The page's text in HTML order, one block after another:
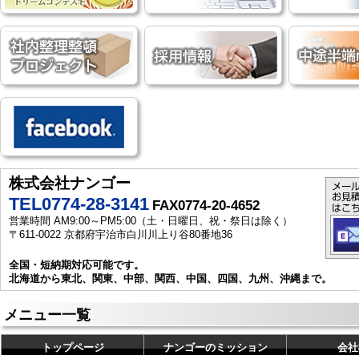
株式会社ナンゴー
TEL0774-28-3141 FAX0774-20-4652
営業時間 AM9:00～PM5:00（土・日曜日、祝・祭日は除く）
〒611-0022 京都府宇治市白川川上り谷80番地36
全国・短納期対応可能です。
北海道から東北、関東、中部、関西、中国、四国、九州、沖縄まで。
メニュー一覧
トップページ ナンゴーのミッション 会